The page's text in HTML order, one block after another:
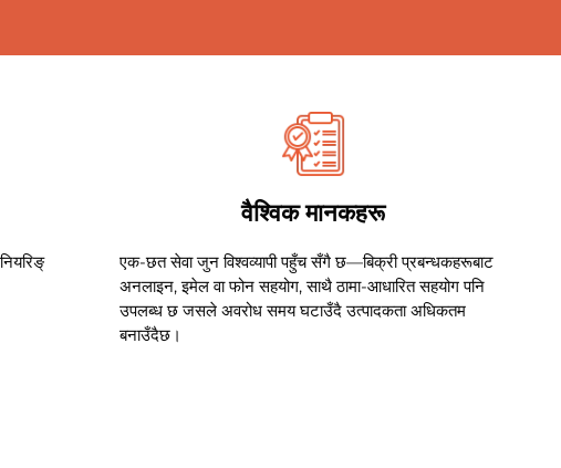
वैश्विक मानकहरू
एक-छत सेवा जुन विश्वव्यापी पहुँच सँगै छ—बिक्री प्रबन्धकहरूबाट
अनलाइन, इमेल वा फोन सहयोग, साथै ठामा-आधारित सहयोग पनि
उपलब्ध छ जसले अवरोध समय घटाउँदै उत्पादकता अधिकतम
बनाउँदैछ।